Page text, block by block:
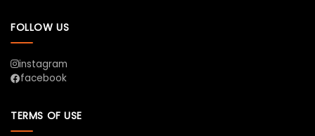
FOLLOW US
instagram
facebook
TERMS OF USE